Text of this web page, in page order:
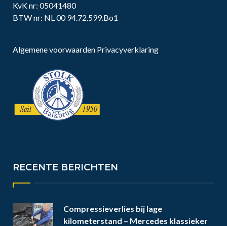
KvK nr: 05041480
BTW nr: NL 00 94.72.599.Bo1
Algemene voorwaarden Privacyverklaring
RECENTE BERICHTEN
Compressieverlies bij lage
kilometerstand – Mercedes klassieker